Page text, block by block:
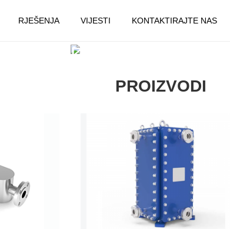
RJEŠENJA VIJESTI KONTAKTIRAJTE NAS
PROIZVODI
PROIZVODI